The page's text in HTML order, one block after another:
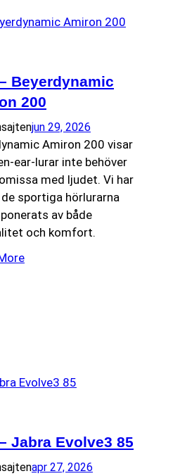
Beyerdynamic
200
jun 29, 2026
Amiron 200 visar
ear-lurar inte behöver
med ljudet. Vi har
sportiga hörlurarna
av både
och komfort.
Jabra Evolve3 85
apr 27, 2026